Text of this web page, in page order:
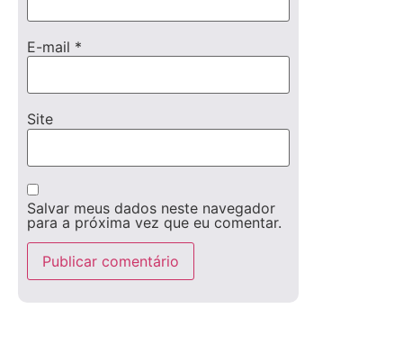
E-mail *
Site
Salvar meus dados neste navegador
para a próxima vez que eu comentar.